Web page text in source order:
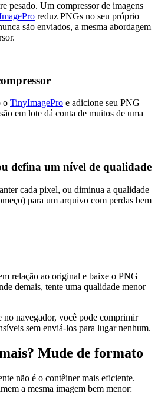
pesado. Um compressor de imagens
reduz PNGs no seu próprio
são enviados, a mesma abordagem
o TinyImagePro e adicione seu PNG —
em lote dá conta de muitos de uma
defina um nível de qualidade
cada pixel, ou diminua a qualidade
para um arquivo com perdas bem
relação ao original e baixe o PNG
demais, tente uma qualidade menor
navegador, você pode comprimir
sem enviá-los para lugar nenhum.
Mude de formato
não é o contêiner mais eficiente.
a mesma imagem bem menor: